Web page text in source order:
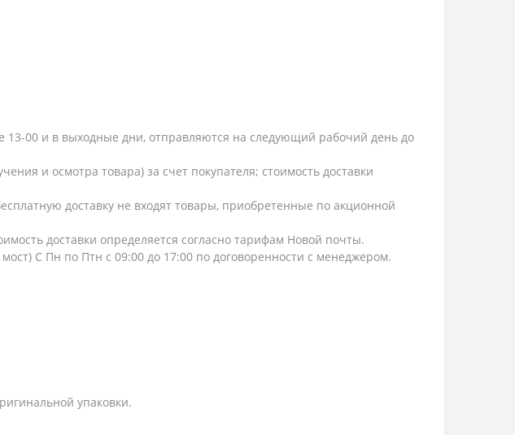
13-00 и в выходные дни, отправляются на следующий рабочий день до
и осмотра товара) за счет покупателя; стоимость доставки
доставку не входят товары, приобретенные по акционной
доставки определяется согласно тарифам Новой почты.
С Пн по Птн с 09:00 до 17:00 по договоренности с менеджером.
упаковки.